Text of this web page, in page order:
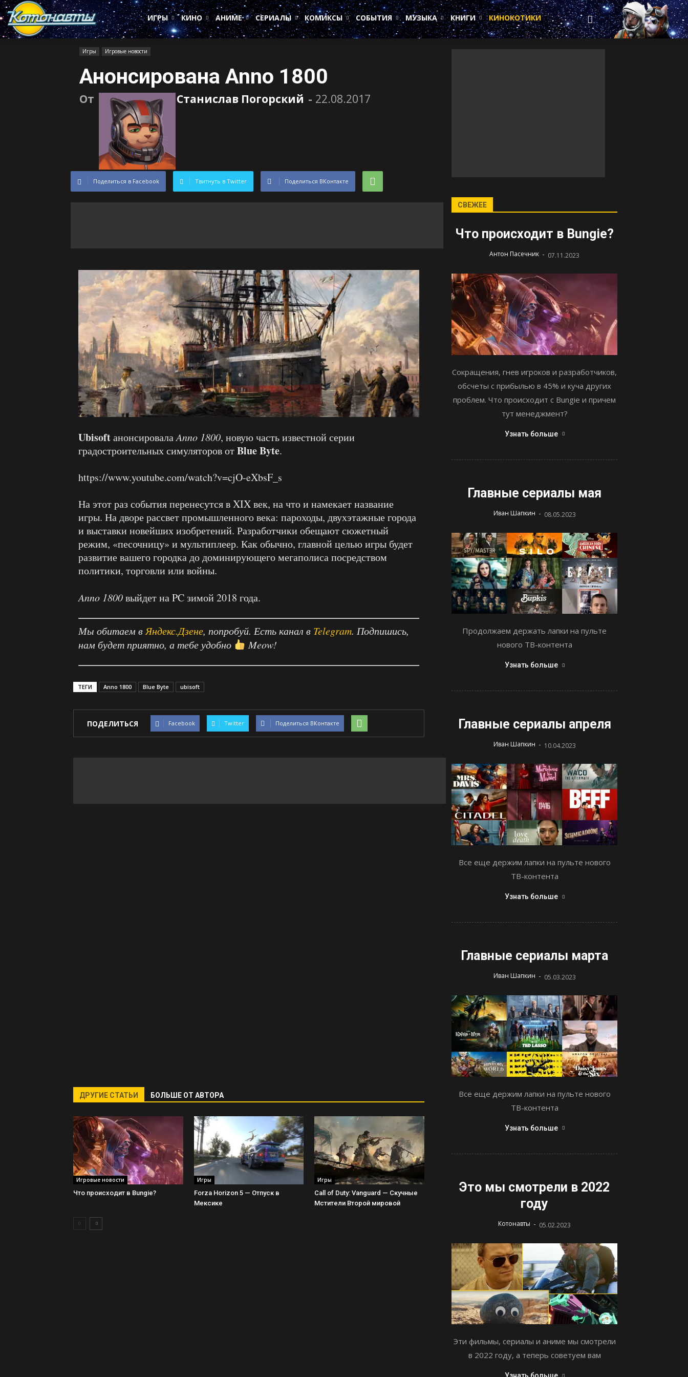
Котонавты
ИГРЫ
КИНО АНИМЕ СЕРИАЛЫ КОМИКСЫ СОБЫТИЯ МУЗЫКА КНИГИ КИНОКОТИКИ
Игры Игровые новости
Анонсирована Anno 1800
От Станислав Погорский - 22.08.2017
Поделиться в Facebook Твитнуть в Twitter Поделиться ВКонтакте
UbisoftанонсировалаAnno 1800, новую часть известной серии
градостроительных симуляторов отBlue Byte.
https://www.youtube.com/watch?v=cjO-eXbsF_s
На этот раз события перенесутся в XIX век, на что и намекает название
игры. На дворе рассвет промышленного века: пароходы, двухэтажные города
и выставки новейших изобретений. Разработчики обещают сюжетный
режим, «песочницу» и мультиплеер. Как обычно, главной целью игры будет
развитие вашего городка до доминирующего мегаполиса посредством
политики, торговли или войны.
Anno 1800выйдет на PC зимой 2018 года.
Мы обитаем в Яндекс.Дзене, попробуй. Есть канал в Telegram. Подпишись,
нам будет приятно, а тебе удобно
Meow!
ТЕГИ Anno 1800 Blue Byte ubisoft
ПОДЕЛИТЬСЯ Facebook Twitter Поделиться ВКонтакте
ДРУГИЕ СТАТЬИ БОЛЬШЕ ОТ АВТОРА
Игровые новости
Что происходит в Bungie?
Игры
Forza Horizon 5 — Отпуск в
Мексике
Игры
Call of Duty: Vanguard — Скучные
Мстители Второй мировой
СВЕЖЕЕ
Что происходит в Bungie?
Антон Пасечник - 07.11.2023
Сокращения, гнев игроков и разработчиков,
обсчеты с прибылью в 45% и куча других
проблем. Что происходит с Bungie и причем
тут менеджмент?
Узнать больше
Главные сериалы мая
Иван Шапкин - 08.05.2023
Продолжаем держать лапки на пульте
нового ТВ-контента
Узнать больше
Главные сериалы апреля
Иван Шапкин - 10.04.2023
Все еще держим лапки на пульте нового
ТВ-контента
Узнать больше
Главные сериалы марта
Иван Шапкин - 05.03.2023
Все еще держим лапки на пульте нового
ТВ-контента
Узнать больше
Это мы смотрели в 2022
году
Котонавты - 05.02.2023
Эти фильмы, сериалы и аниме мы смотрели
в 2022 году, а теперь советуем вам